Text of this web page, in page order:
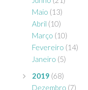
Maio (13)
Abril (10)
Março (10)
Fevereiro (14)
Janeiro (5)
2019 (68)
Dezembro (7)